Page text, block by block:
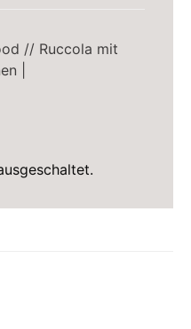
// Ruccola mit
|